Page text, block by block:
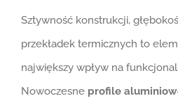
Sztywność konstrukcji,
przekładek termicznych to
największy wpływ na
Nowoczesne profile